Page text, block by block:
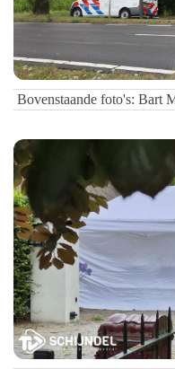
Bovenstaande foto's: Bart